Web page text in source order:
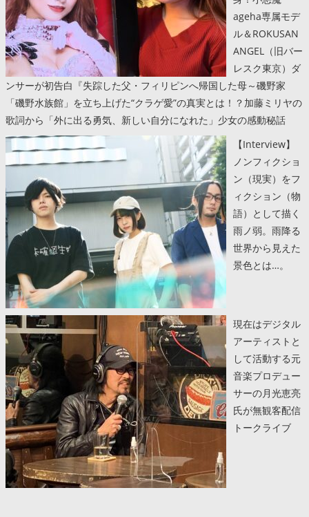
ageha専属モデ
ル＆ROKUSAN
ANGEL（旧バー
レスク東京）ダ
ンサーが初告白『失踪した父・フィリピンへ帰国した母～磯野家
「磯野水族館」を立ち上げた“クラゲ愛”の真実とは！？加藤ミリヤの
歌詞から「外に出る勇気、新しい自分になれた」少女の感動秘話
【Interview】
ノンフィクショ
ン（現実）をフ
ィクション（物
語）として描く
雨ノ弱。雨降る
世界から見えた
景色とは…。
現在はデジタル
アーティストと
して活動する元
音楽プロデュー
サーの月光恵亮
氏が無観客配信
トークライブ